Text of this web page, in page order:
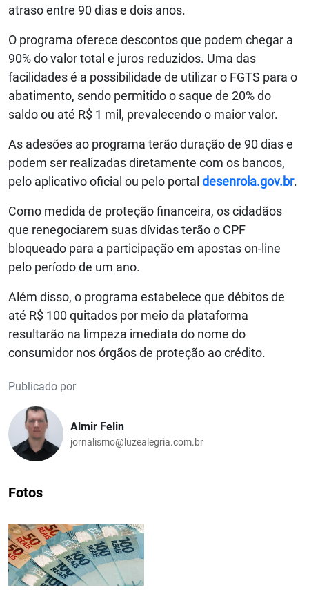
atraso entre 90 dias e dois anos.
O programa oferece descontos que podem chegar a
90% do valor total e juros reduzidos. Uma das
facilidades é a possibilidade de utilizar o FGTS para o
abatimento, sendo permitido o saque de 20% do
saldo ou até R$ 1 mil, prevalecendo o maior valor.
As adesões ao programa terão duração de 90 dias e
podem ser realizadas diretamente com os bancos,
pelo aplicativo oficial ou pelo portal desenrola.gov.br.
Como medida de proteção financeira, os cidadãos
que renegociarem suas dívidas terão o CPF
bloqueado para a participação em apostas on-line
pelo período de um ano.
Além disso, o programa estabelece que débitos de
até R$ 100 quitados por meio da plataforma
resultarão na limpeza imediata do nome do
consumidor nos órgãos de proteção ao crédito.
Publicado por
Almir Felin
jornalismo@luzealegria.com.br
Fotos